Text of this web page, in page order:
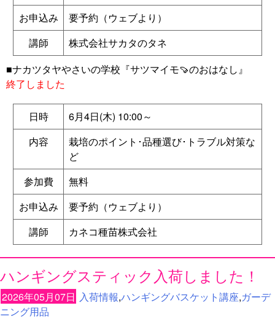
お申込み
要予約（ウェブより）
講師
株式会社サカタのタネ
■ナカツタヤやさいの学校『サツマイモ🍠のおはなし』
終了しました
日時
6月4日(木) 10:00～
内容
栽培のポイント･品種選び･トラブル対策な
ど
参加費
無料
お申込み
要予約（ウェブより）
講師
カネコ種苗株式会社
ハンギングスティック入荷しました！
2026年05月07日 入荷情報,ハンギングバスケット講座,ガーデ
ニング用品